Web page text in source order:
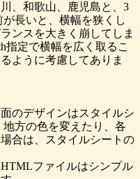
、和歌山、鹿児島と、3
長いと、横幅を狭くし
ンスを大きく崩してしま
指定で横幅を広く取るこ
ように考慮してありま
のデザインはスタイルシ
方の色を変えたり、各
合は、スタイルシートの
ファイルはシンプル